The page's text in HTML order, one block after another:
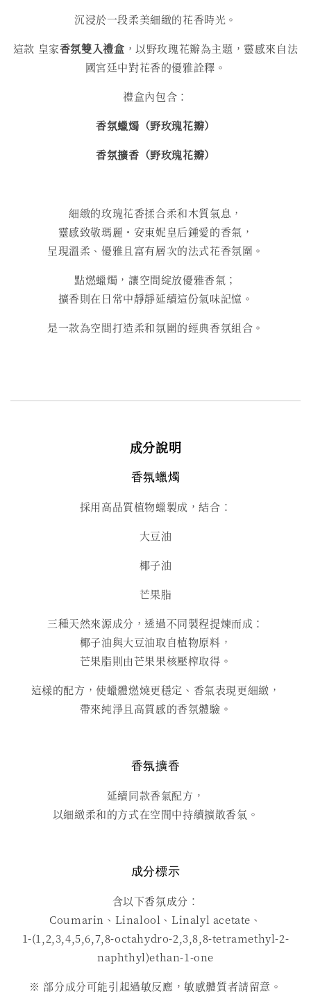
沉浸於一段柔美細緻的花香時光。
這款 皇家香氛雙入禮盒 ，以野玫瑰花瓣為主題，靈感來自法
國宮廷中對花香的優雅詮釋。
禮盒內包含：
香氛蠟燭（野玫瑰花瓣）
香氛擴香（野玫瑰花瓣）
細緻的玫瑰花香揉合柔和木質氣息，
靈感致敬瑪麗・安東妮皇后鍾愛的香氣，
呈現溫柔、優雅且富有層次的法式花香氛圍。
點燃蠟燭，讓空間綻放優雅香氣；
擴香則在日常中靜靜延續這份氣味記憶。
是一款為空間打造柔和氛圍的經典香氛組合。
成分說明
香氛蠟燭
採用高品質植物蠟製成，結合：
大豆油
椰子油
芒果脂
三種天然來源成分，透過不同製程提煉而成：
椰子油與大豆油取自植物原料，
芒果脂則由芒果果核壓榨取得。
這樣的配方，使蠟體燃燒更穩定、香氣表現更細緻，
帶來純淨且高質感的香氛體驗。
香氛擴香
延續同款香氣配方，
以細緻柔和的方式在空間中持續擴散香氣。
成分標示
含以下香氛成分：
Coumarin、Linalool、Linalyl acetate、
1-(1,2,3,4,5,6,7,8-octahydro-2,3,8,8-tetramethyl-2-
naphthyl)ethan-1-one
※ 部分成分可能引起過敏反應，敏感體質者請留意。